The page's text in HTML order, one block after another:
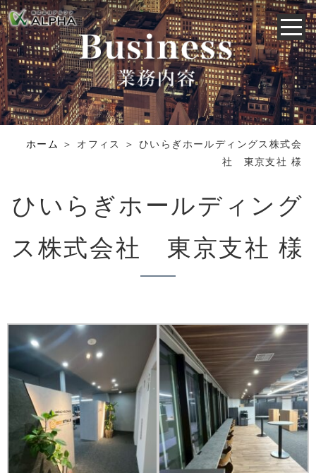
ホーム
＞ オフィス ＞ ひいらぎホールディングス株式会
社 東京支社 様
ひいらぎホールディング
ス株式会社 東京支社 様